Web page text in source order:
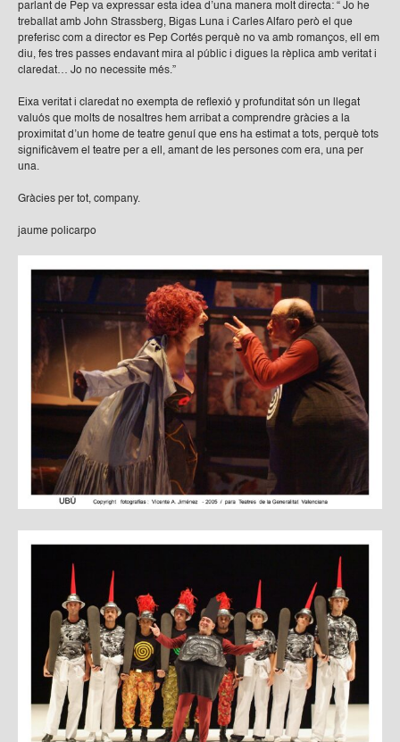
parlant de Pep va expressar esta idea d’una manera molt directa: “ Jo he
treballat amb John Strassberg, Bigas Luna i Carles Alfaro però el que
preferisc com a director es Pep Cortés perquè no va amb romanços, ell em
diu, fes tres passes endavant mira al públic i digues la rèplica amb veritat i
claredat… Jo no necessite més.”
Eixa veritat i claredat no exempta de reflexió y profunditat són un llegat
valuós que molts de nosaltres hem arribat a comprendre gràcies a la
proximitat d’un home de teatre genuí que ens ha estimat a tots, perquè tots
significàvem el teatre per a ell, amant de les persones com era, una per
una.
Gràcies per tot, company.
jaume policarpo